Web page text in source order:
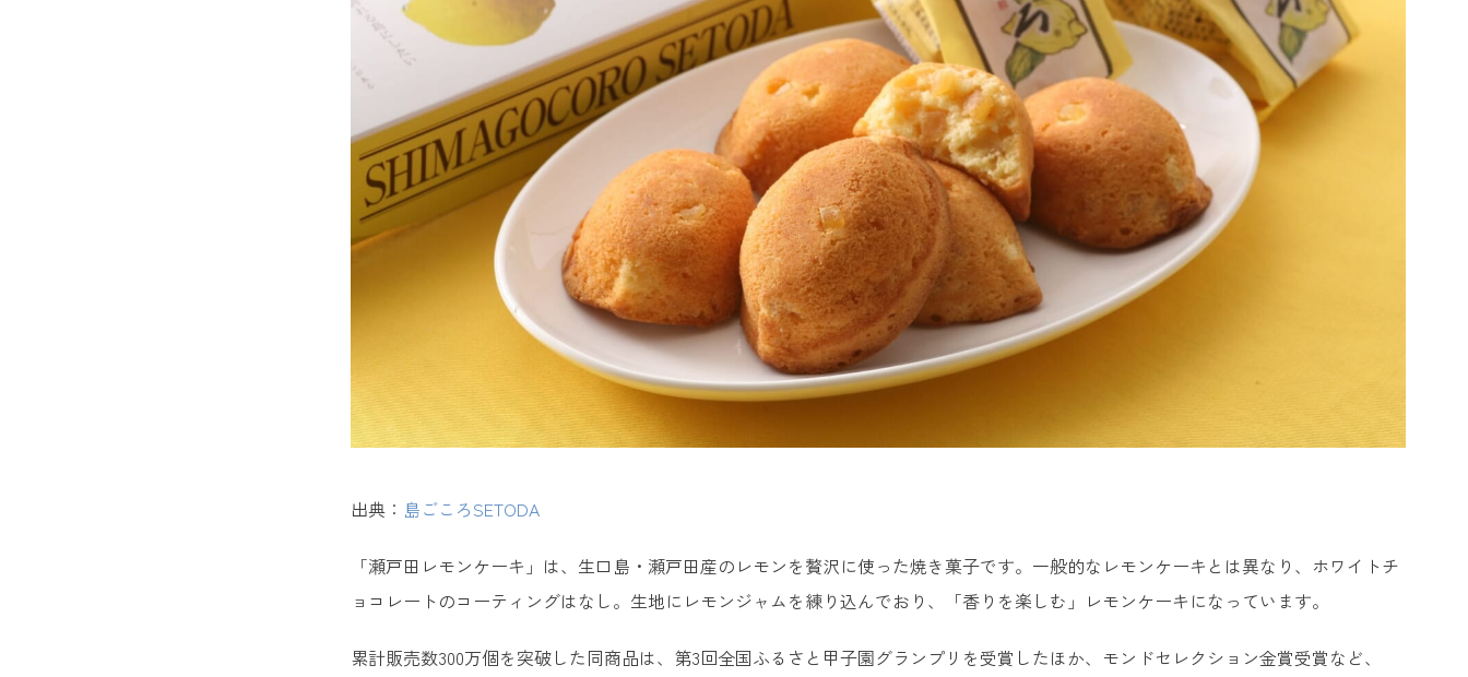
14. 元祖はっさく大福 ＜もち菓子のかしはら＞
15. 広島かりんとう ＜香木堂＞
出典： 島ごころSETODA
「瀬戸田レモンケーキ」は、生口島・瀬戸田産のレモンを贅沢に使った焼き菓子です。一般的なレモンケーキとは異なり、ホワイトチ
ョコレートのコーティングはなし。生地にレモンジャムを練り込んでおり、「香りを楽しむ」レモンケーキになっています。
累計販売数300万個を突破した同商品は、第3回全国ふるさと甲子園グランプリを受賞したほか、モンドセレクション金賞受賞など、